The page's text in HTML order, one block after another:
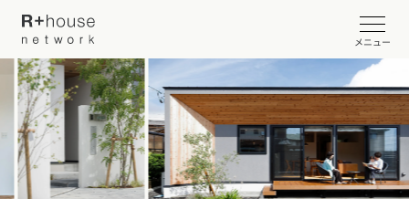
メニュー
イベント・見学会を探す
カタログ請求する